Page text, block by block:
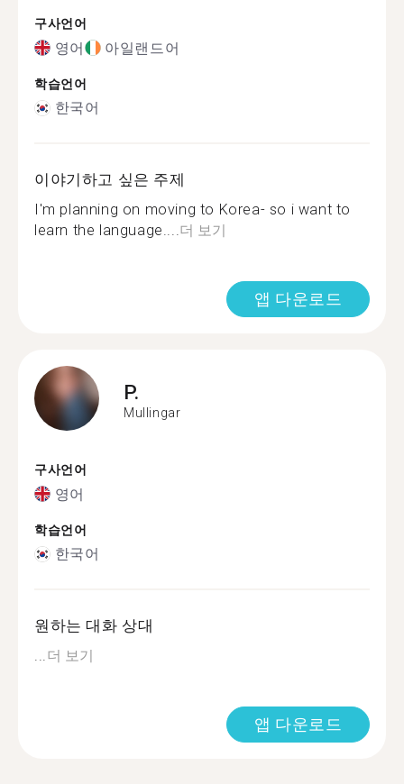
구사언어
영어 아일랜드어
학습언어
한국어
이야기하고 싶은 주제
I'm planning on moving to Korea- so i want to
learn the language....더 보기
앱 다운로드
P.
Mullingar
구사언어
영어
학습언어
한국어
원하는 대화 상대
...더 보기
앱 다운로드